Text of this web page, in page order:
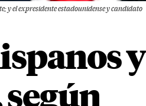
y el expresidente estadounidense y candidato
y